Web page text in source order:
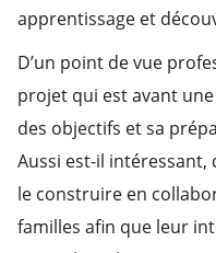
apprentissage et
D’un point de vue
projet qui est avant
des objectifs et sa
Aussi est-il intéressant,
le construire en
familles afin que leur